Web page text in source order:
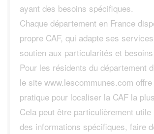
ayant des besoins spécifiques.
Chaque département en France
propre CAF, qui adapte ses
soutien aux particularités et
Pour les résidents du département
le site www.lescommunes.com
pratique pour localiser la CAF la
Cela peut être particulièrement utile
des informations spécifiques, faire